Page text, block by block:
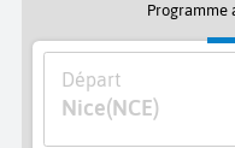
Programme
Départ
Nice(NCE)